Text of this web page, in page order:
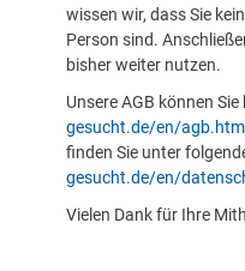
wissen wir, dass Sie
Person sind.
bisher weiter nutzen.
Unsere AGB können Sie
gesucht.de/en/agb.html
finden Sie unter
gesucht.de/en/
Vielen Dank für Ihre